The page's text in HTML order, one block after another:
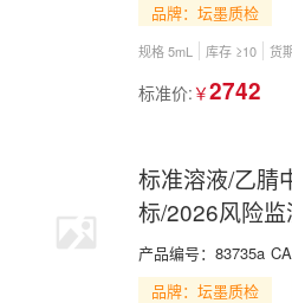
品牌：坛墨质检
规格 5mL 库存 ≥10 货
标准价: ￥2742
标准溶液/乙腈
标/2026风险监
产品编号： 83735a
品牌：坛墨质检